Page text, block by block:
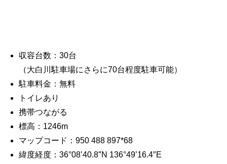
収容台数：30台
（大白川駐車場にさらに70台程度駐車可能）
駐車料金：無料
トイレあり
携帯つながる
標高：1246m
マップコード：950 488 897*68
緯度経度：36°08’40.8″N 136°49’16.4″E